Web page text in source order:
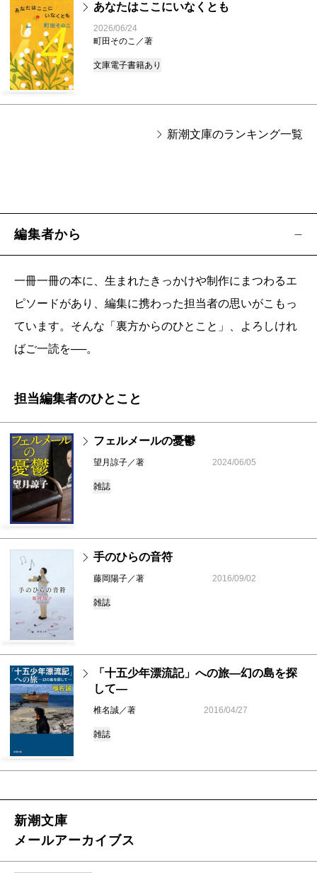
4
あなたはここにいなくとも
2026/06/24
町田そのこ／著
文庫電子書籍あり
新潮文庫のランキング一覧
編集者から
一冊一冊の本に、生まれたきっかけや制作にまつわるエ
ピソードがあり、編集に携わった担当者の思いがこもっ
ています。そんな「裏方からのひとこと」、よろしけれ
ばご一読を──。
担当編集者のひとこと
フェルメールの憂鬱
望月諒子／著 2024/06/05
雑誌
手のひらの音符
藤岡陽子／著 2016/09/02
雑誌
「十五少年漂流記」への旅―幻の島を探
して―
椎名誠／著 2016/04/27
雑誌
新潮文庫
メールアーカイブス